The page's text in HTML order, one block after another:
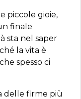
piccole gioie,
finale
sta nel saper
la vita è
spesso ci
delle firme più